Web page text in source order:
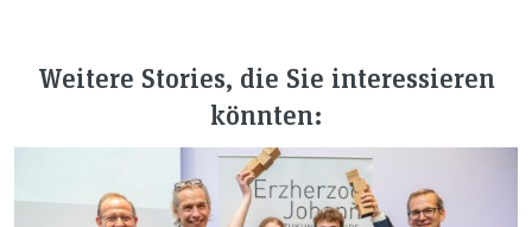
Weitere Stories, die Sie interessieren
könnten: